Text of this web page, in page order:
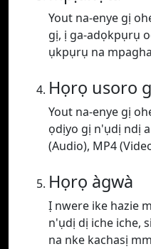
Yout na-enye gị
gị, ị ga-adọkpụrụ
ụkpụrụ na
Họrọ usoro
Yout na-enye gị
ọdịyo gị n'ụdị ndị
(Audio), MP4
Họrọ àgwà
Ị nwere ike hazie
n'ụdị dị iche iche,
na nke kachasị